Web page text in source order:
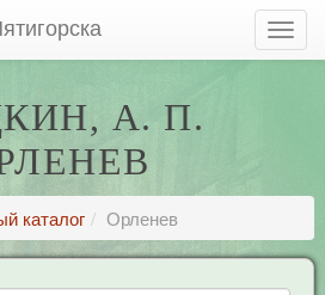
А. П.
каталог Орленев